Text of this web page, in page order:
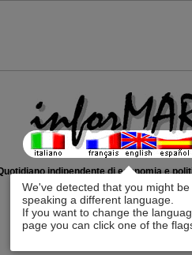
We've detected that you might be
speaking a different language.
If you want to change the
page you can click one of the
indipendente di economia e